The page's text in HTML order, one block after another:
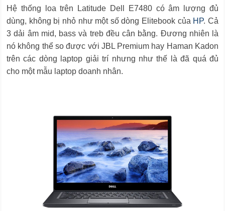
Hệ thống loa trên Latitude Dell E7480 có âm lượng đủ
dùng, không bị nhỏ như một số dòng Elitebook của HP. Cả
3 dải âm mid, bass và treb đều cân bằng. Đương nhiên là
nó không thể so được với JBL Premium hay Haman Kadon
trên các dòng laptop giải trí nhưng như thế là đã quá đủ
cho một mẫu laptop doanh nhân.